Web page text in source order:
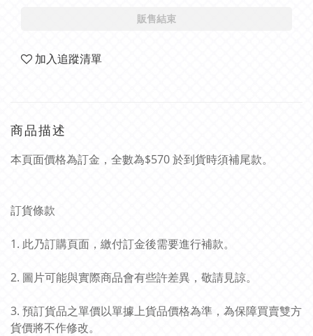
販售結束
加入追蹤清單
商品描述
本頁面價格為訂金，全數為$570 於到貨時須補尾款。
訂貨條款
1. 此乃訂購頁面，繳付訂金後需要進行補款。
2. 圖片可能與實際商品會有些許差異，敬請見諒。
3. 預訂貨品之單價以單據上貨品價格為準，為保障買賣雙方
貨價將不作修改。